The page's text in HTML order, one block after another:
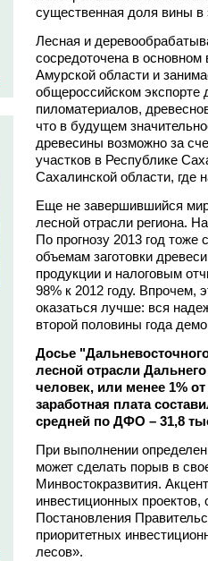
существенная доля вины в
Лесная и
сосредоточена в
Амурской области и
общероссийском экспорте
пиломатериалов,
что в будущем
древесины возможно за
участков в Республике
Сахалинской области, где
Еще не завершившийся
лесной отрасли региона.
По прогнозу 2013 год
объемам заготовки
продукции и налоговым
98% к 2012 году. Впрочем,
оказаться лучше: вся
второй половины года
Досье
лесной отрасли
человек, или менее 1%
заработная плата
средней по ДФО – 31,8
При выполнении
может сделать порыв в
Минвостокразвития.
инвестиционных
Постановления
приоритетных
лесов».